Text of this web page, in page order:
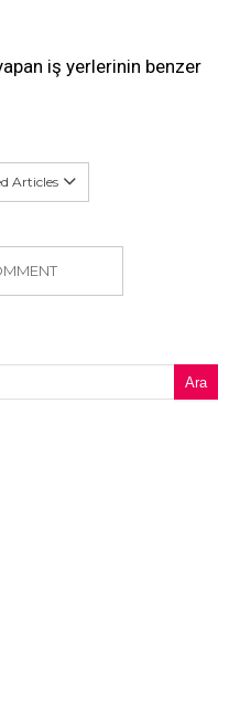
iş yerlerinin benzer
Articles